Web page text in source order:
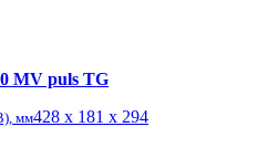
MV puls TG
мм428 x 181 x 294